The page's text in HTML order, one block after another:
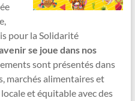
pour la Solidarité
se joue dans nos
sont présentés dans
marchés alimentaires et
et équitable avec des